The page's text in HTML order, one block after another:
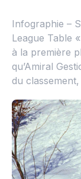
Infographie –
League Table
à la première
qu’Amiral
du